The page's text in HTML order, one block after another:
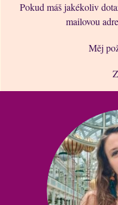
Pokud máš jakékoliv
mailovou
Měj